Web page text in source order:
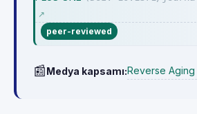
↗
peer-reviewed
📰Medya kapsamı:Reverse Aging